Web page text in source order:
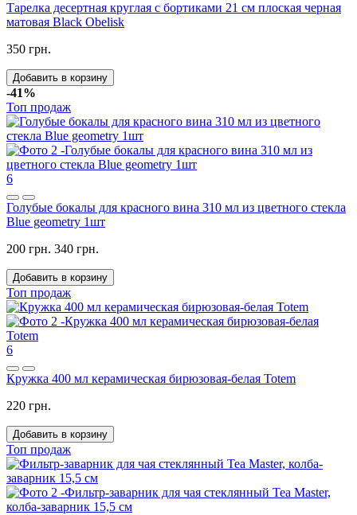
Тарелка десертная круглая с бортиками 21 см плоская черная
матовая Black Obelisk
350 грн.
Добавить в корзину
-41%
Топ продаж
6
Голубые бокалы для красного вина 310 мл из цветного стекла
Blue geometry 1шт
200 грн. 340 грн.
Добавить в корзину
Топ продаж
6
Кружка 400 мл керамическая бирюзовая-белая Totem
220 грн.
Добавить в корзину
Топ продаж